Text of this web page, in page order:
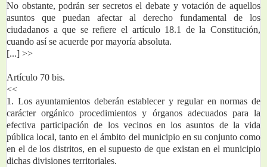
No obstante, podrán ser secretos el debate y votación de aquellos
asuntos que puedan afectar al derecho fundamental de los
ciudadanos a que se refiere el artículo 18.1 de la Constitución,
cuando así se acuerde por mayoría absoluta.
[...] >>
Artículo 70 bis.
<<
1. Los ayuntamientos deberán establecer y regular en normas de
carácter orgánico procedimientos y órganos adecuados para la
efectiva participación de los vecinos en los asuntos de la vida
pública local, tanto en el ámbito del municipio en su conjunto como
en el de los distritos, en el supuesto de que existan en el municipio
dichas divisiones territoriales.